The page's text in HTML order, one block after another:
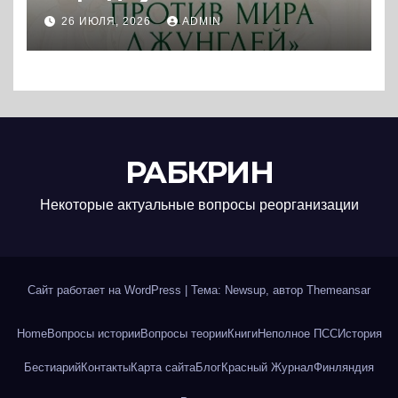
Колониальная и
постколониальная
политика западных
26 ИЮЛЯ, 2026 ADMIN
РАБКРИН
Некоторые актуальные вопросы реорганизации
Сайт работает на WordPress Тема: Newsup, автор Themeansar
HomeВопросы историиВопросы теорииКнигиНеполное ПССИстория
БестиарийКонтактыКарта сайтаБлогКрасный ЖурналФинляндия